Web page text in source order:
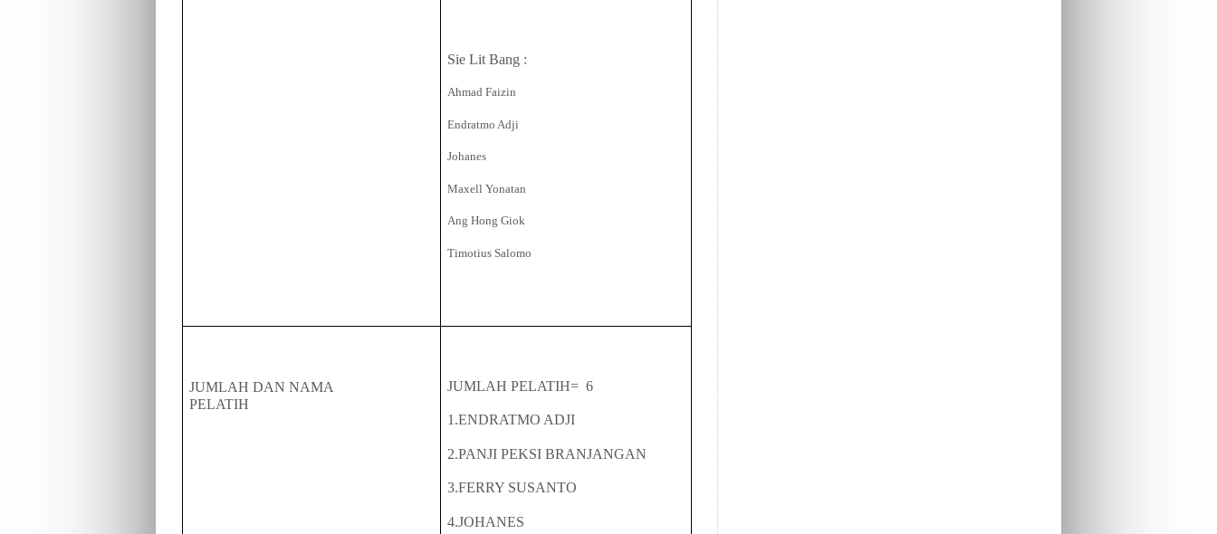
Sie Lit Bang :
Ahmad Faizin
Endratmo Adji
Johanes
Maxell Yonatan
Ang Hong Giok
Timotius Salomo
JUMLAH DAN NAMA
PELATIH
JUMLAH PELATIH= 6
1.ENDRATMO ADJI
2.PANJI PEKSI BRANJANGAN
3.FERRY SUSANTO
4.JOHANES